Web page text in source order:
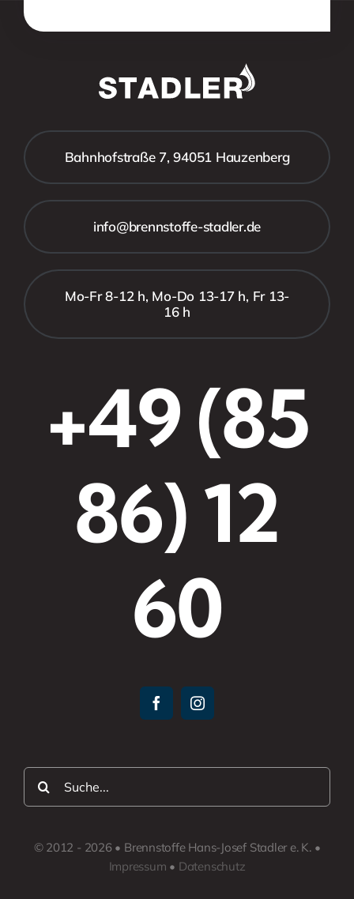
Bahnhofstraße 7, 94051 Hauzenberg
info@brennstoffe-stadler.de
Mo-Fr 8-12 h, Mo-Do 13-17 h, Fr 13-
16 h
+49 (85
86) 12
60
Suche
nach:
© 2012 - 2026 • Brennstoffe Hans-Josef Stadler e. K. •
Impressum • Datenschutz